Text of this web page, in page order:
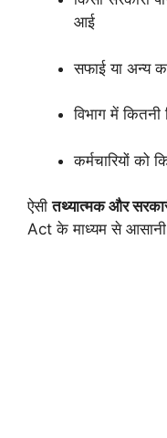
आई
सफाई या अन्य
विभाग में कितनी
कर्मचारियों को
ऐसीतथ्यात्मक और
Act के माध्यम से